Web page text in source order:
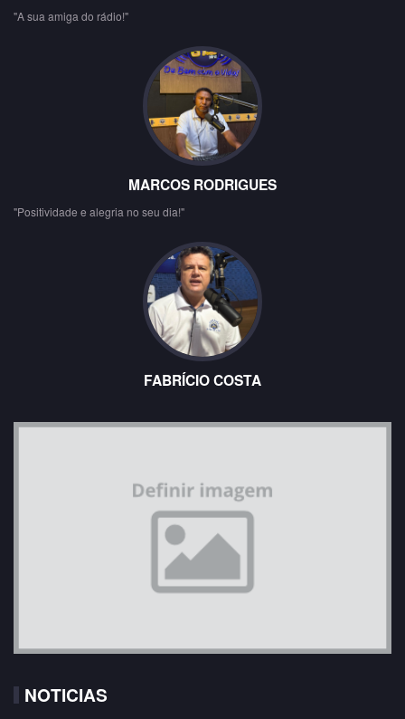
"A sua amiga do rádio!"
MARCOS RODRIGUES
"Positividade e alegria no seu dia!"
FABRÍCIO COSTA
NOTICIAS